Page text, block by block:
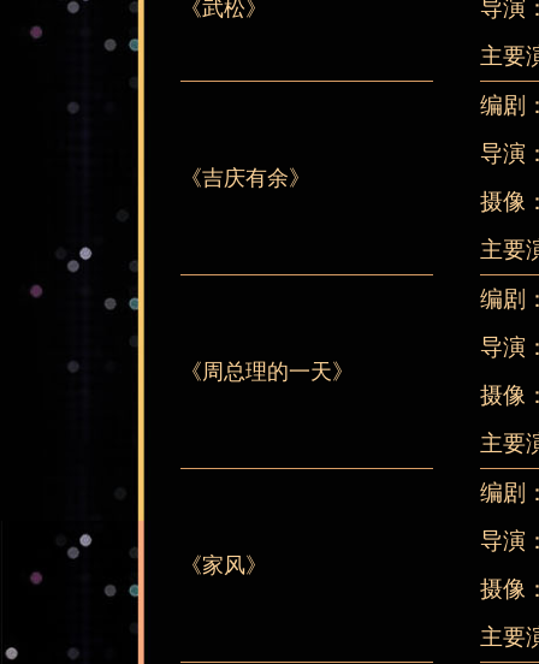
《武松》
导演
主要
《吉庆有余》
编剧
导演
摄像
主要
《周总理的一天》
编剧
导演
摄像
主要
《家风》
编剧
导演
摄像
主要